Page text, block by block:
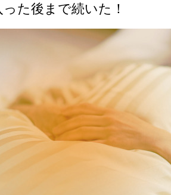
た後まで続いた！